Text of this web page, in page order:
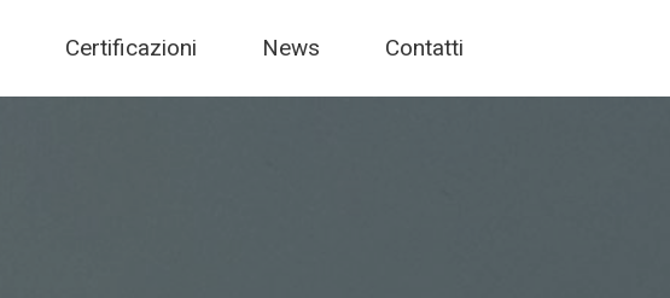
Certificazioni News Contatti